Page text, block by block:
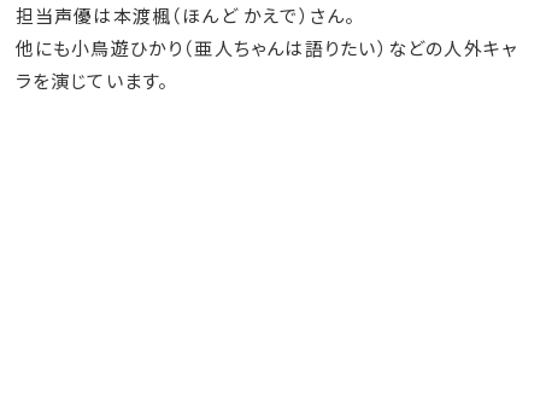
担当声優は本渡楓（ほんど かえで）さん。
他にも小鳥遊ひかり（亜人ちゃんは語りたい）などの人外キャ
ラを演じています。